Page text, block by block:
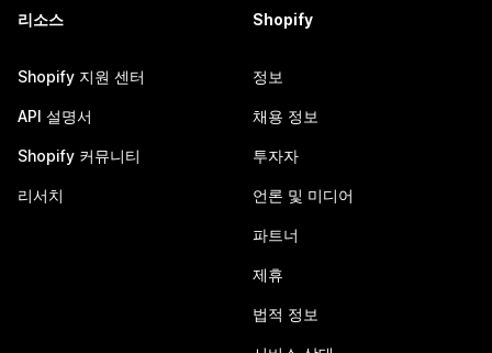
리소스
Shopify 지원 센터
API 설명서
Shopify 커뮤니티
리서치
Shopify
정보
채용 정보
투자자
언론 및 미디어
파트너
제휴
법적 정보